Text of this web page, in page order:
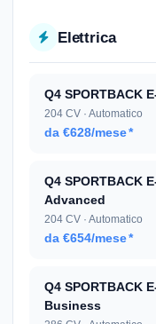
Elettrica
Q4 SPORTBACK
204 CV · Automatico
da €628/mese*
Q4 SPORTBACK
Advanced
204 CV · Automatico
da €654/mese*
Q4 SPORTBACK
Business